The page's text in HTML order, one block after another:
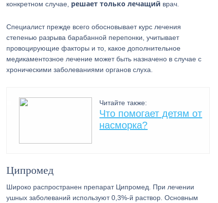
конкретном случае, решает только лечащий врач.
Специалист прежде всего обосновывает курс лечения
степенью разрыва барабанной перепонки, учитывает
провоцирующие факторы и то, какое дополнительное
медикаментозное лечение может быть назначено в случае с
хроническими заболеваниями органов слуха.
Читайте также:
Что помогает детям от
насморка?
Ципромед
Широко распространен препарат Ципромед. При лечении
ушных заболеваний используют 0,3%-й раствор. Основным